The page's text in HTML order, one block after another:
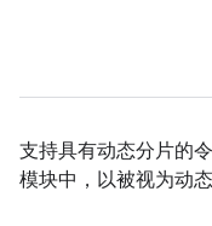
支持具有动态分片的
模块中，以被视为动